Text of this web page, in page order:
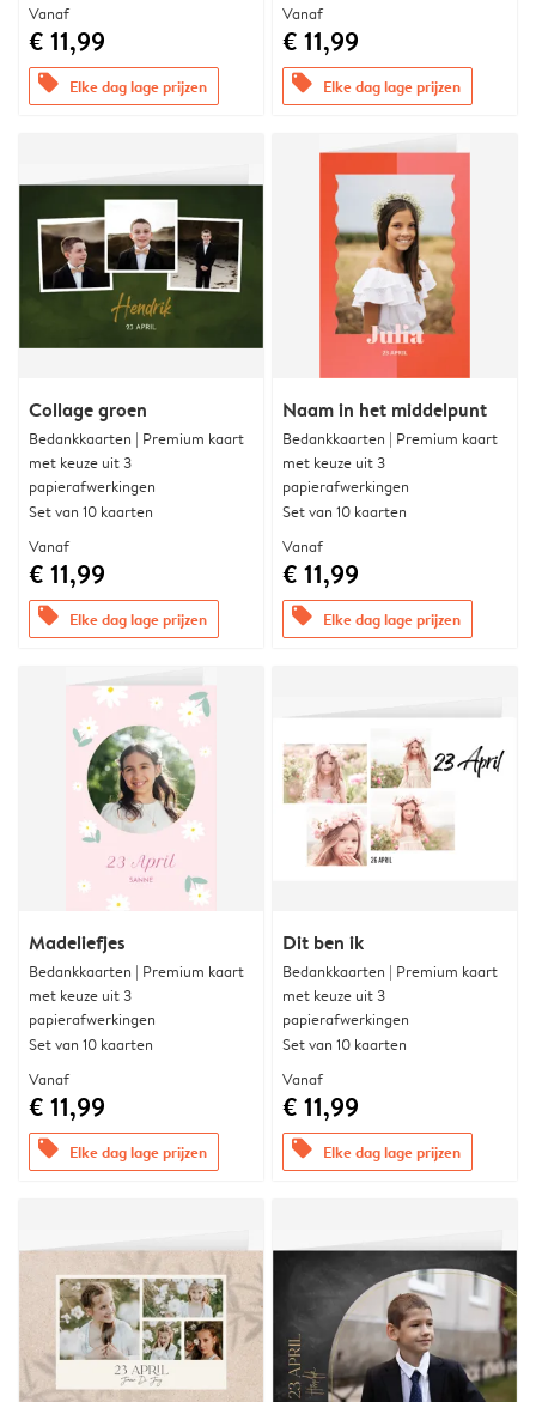
Vanaf
€ 11,99
offers Elke dag lage prijzen
Vanaf
€ 11,99
offers Elke dag lage prijzen
Collage groen
Bedankkaarten | Premium kaart
met keuze uit 3
papierafwerkingen
Set van 10 kaarten
Vanaf
€ 11,99
offers Elke dag lage prijzen
Naam in het middelpunt
Bedankkaarten | Premium kaart
met keuze uit 3
papierafwerkingen
Set van 10 kaarten
Vanaf
€ 11,99
offers Elke dag lage prijzen
Madeliefjes
Bedankkaarten | Premium kaart
met keuze uit 3
papierafwerkingen
Set van 10 kaarten
Vanaf
€ 11,99
offers Elke dag lage prijzen
Dit ben ik
Bedankkaarten | Premium kaart
met keuze uit 3
papierafwerkingen
Set van 10 kaarten
Vanaf
€ 11,99
offers Elke dag lage prijzen